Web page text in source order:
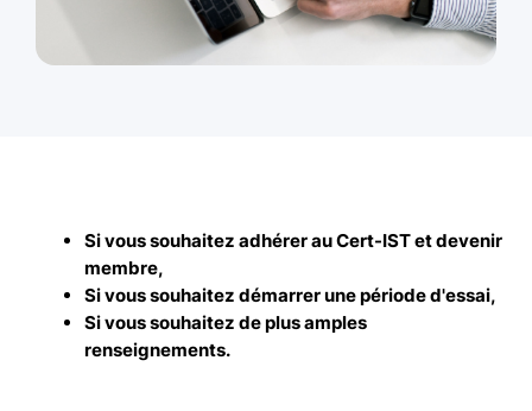
Si vous souhaitez adhérer au Cert-IST et devenir
membre,
Si vous souhaitez démarrer une période d'essai,
Si vous souhaitez de plus amples
renseignements.